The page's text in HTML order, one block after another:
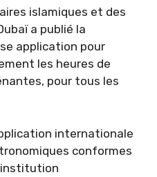
islamiques et des
a publié la
application pour
les heures de
pour tous les
internationale
conformes
institution